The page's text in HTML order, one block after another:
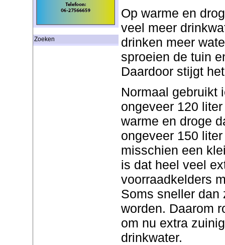
Zoeken
Op warme en
veel meer
drinken meer
sproeien de tuin
Daardoor stijgt
Normaal gebruikt
ongeveer 120
warme en droge
ongeveer 150
misschien een
is dat heel veel
voorraadkelders
Soms sneller dan
worden. Daarom
om nu extra
drinkwater.